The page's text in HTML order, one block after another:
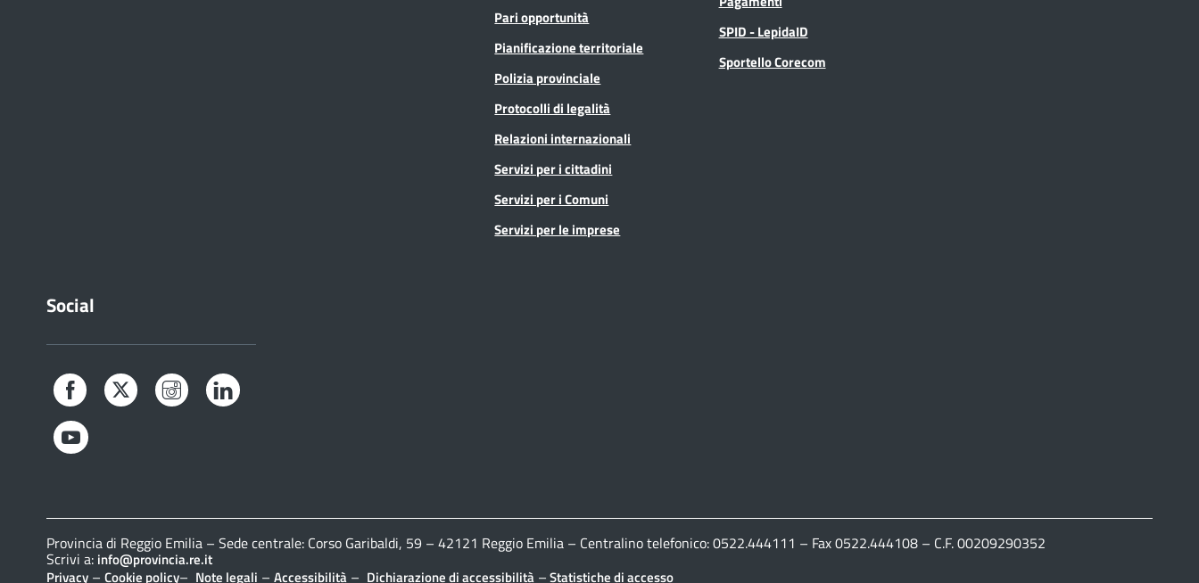
Pari opportunità
Pianificazione territoriale
Polizia provinciale
Protocolli di legalità
Relazioni internazionali
Servizi per i cittadini
Servizi per i Comuni
Servizi per le imprese
SPID - LepidaID
Sportello Corecom
Social
Facebook Twitter Instagram
Provincia di Reggio Emilia – Sede centrale: Corso Garibaldi, 59 – 42121 Reggio Emilia – Centralino telefonico: 0522.444111 – Fax 0522.444108 – C.F. 00209290352
Scrivi a: info@provincia.re.it
Privacy – Cookie policy– Note legali – Accessibilità – Dichiarazione di accessibilità –Statistiche di accesso